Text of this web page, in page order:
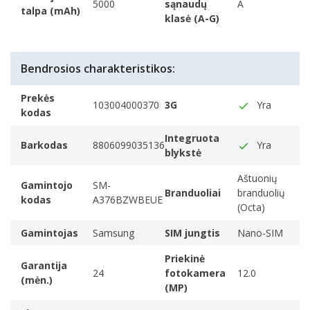
Brochure Samsung SM-A376BZWBEUE (pdf)
„Super AMOLED“
Corning Glass
„Gorilla Glass“ versija
Gorilla Glass Victus+
Ekrano rezoliucija
can be displayed. It is usually quoted as width × height
16 milijonų spalvų
120 Hz
385 ppi
Procesorius
talpa (mAh)
5000
sąnaudų
klasė (A-G)
A
Bendrosios charakteristikos:
Prekės
kodas
103004000370 3G Yra
Barkodas 8806099035136
Integruota
blykstė
Yra
Gamintojo
kodas
SM-
A376BZWBEUE
Branduoliai
Aštuonių
branduolių
(Octa)
Gamintojas
Samsung SIM jungtis Nano-SIM
Garantija
(mėn.)
24
Priekinė
fotokamera
(MP)
12.0